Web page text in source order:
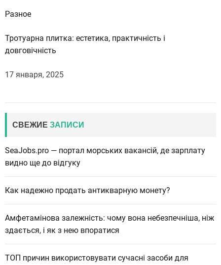
Разное
Тротуарна плитка: естетика, практичність і
довговічність
17 января, 2025
СВЕЖИЕ ЗАПИСИ
SeaJobs.pro — портал морських вакансій, де зарплату
видно ще до відгуку
Как надежно продать антикварную монету?
Амфетамінова залежність: чому вона небезпечніша, ніж
здається, і як з нею впоратися
ТОП причин використовувати сучасні засоби для